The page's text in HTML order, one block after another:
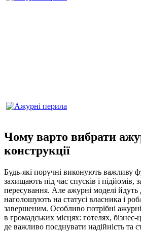
Чому варто вибрати
конструкції
Будь-які поручні виконують важливу
захищають під час спусків і підйомів,
пересування. Але ажурні моделі
наголошують на статусі власника і
завершеним. Особливо потрібні
в громадських місцях: готелях,
де важливо поєднувати надійність та